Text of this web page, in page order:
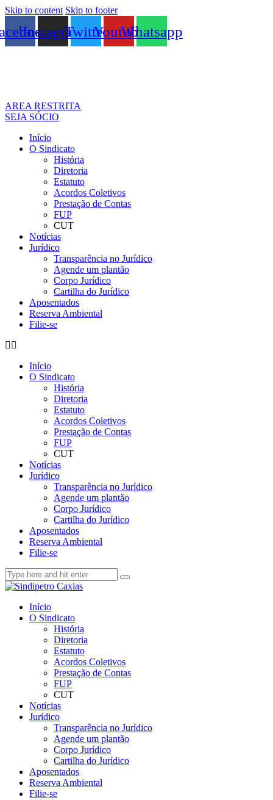
Skip to content Skip to footer
InstagramTwitterYoutubeWhatsapp
AREA RESTRITA
SEJA SÓCIO
Início
O Sindicato
História
Diretoria
Estatuto
Acordos Coletivos
Prestação de Contas
FUP
CUT
Notícias
Jurídico
Transparência no Jurídico
Agende um plantão
Corpo Jurídico
Cartilha do Jurídico
Aposentados
Reserva Ambiental
Filie-se
Início
O Sindicato
História
Diretoria
Estatuto
Acordos Coletivos
Prestação de Contas
FUP
CUT
Notícias
Jurídico
Transparência no Jurídico
Agende um plantão
Corpo Jurídico
Cartilha do Jurídico
Aposentados
Reserva Ambiental
Filie-se
Início
O Sindicato
História
Diretoria
Estatuto
Acordos Coletivos
Prestação de Contas
FUP
CUT
Notícias
Jurídico
Transparência no Jurídico
Agende um plantão
Corpo Jurídico
Cartilha do Jurídico
Aposentados
Reserva Ambiental
Filie-se